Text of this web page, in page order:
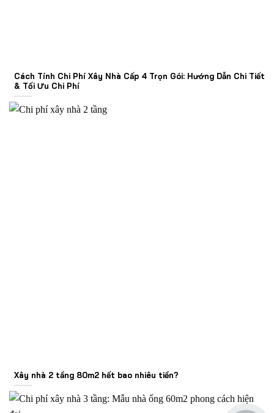
Cách Tính Chi Phí Xây Nhà Cấp 4 Trọn Gói: Hướng Dẫn Chi Tiết
& Tối Ưu Chi Phí
Xây nhà 2 tầng 80m2 hết bao nhiêu tiền?